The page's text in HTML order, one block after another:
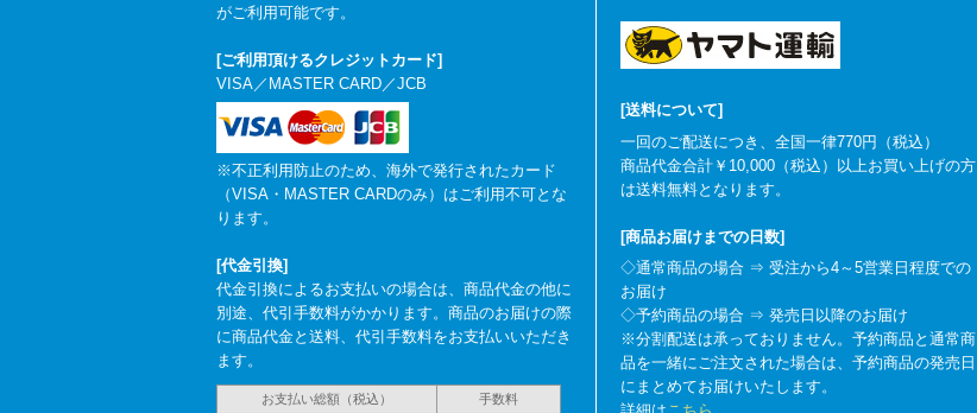
がご利用可能です。
[ご利用頂けるクレジットカード]
VISA／MASTER CARD／JCB
※不正利用防止のため、海外で発行されたカード
（VISA・MASTER CARDのみ）はご利用不可とな
ります。
[代金引換]
代金引換によるお支払いの場合は、商品代金の他に
別途、代引手数料がかかります。商品のお届けの際
に商品代金と送料、代引手数料をお支払いいただき
ます。
お支払い総額（税込）
手数料
[送料について]
一回のご配送につき、全国一律770円（税込）
商品代金合計￥10,000（税込）以上お買い上げの方
は送料無料となります。
[商品お届けまでの日数]
◇通常商品の場合 ⇒ 受注から4～5営業日程度での
お届け
◇予約商品の場合 ⇒ 発売日以降のお届け
※分割配送は承っておりません。予約商品と通常商
品を一緒にご注文された場合は、予約商品の発売日
にまとめてお届けいたします。